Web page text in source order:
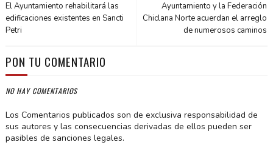
Ayuntamiento y la Federación
Chiclana Norte acuerdan el arreglo
de numerosos caminos
El Ayuntamiento rehabilitará las
edificaciones existentes en Sancti
Petri
PON TU COMENTARIO
NO HAY COMENTARIOS
Los Comentarios publicados son de exclusiva responsabilidad de
sus autores y las consecuencias derivadas de ellos pueden ser
pasibles de sanciones legales.